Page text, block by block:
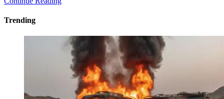
Trending